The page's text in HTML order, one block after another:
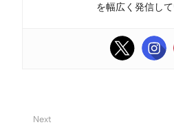
を幅広く発信して
Next